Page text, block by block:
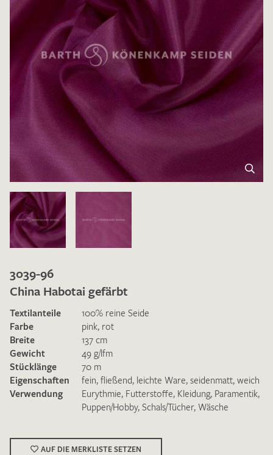
Ich bin damit einverstanden, dass meine angegebenen Daten
zur Beantwortung meiner Musteranfrage genutzt werden.
DieDatenschutzbestimmungenhabe ich zur Kenntnis
genommen und akzeptiere diese.
3039-96
China Habotai gefärbt
Textilanteile
100% reine Seide
Farbe
pink, rot
Breite
137 cm
Gewicht
49 g/lfm
Stücklänge
70 m
Eigenschaften
fein, fließend, leichte Ware, seidenmatt, weich
Verwendung
Eurythmie, Futterstoffe, Kleidung, Paramentik,
Puppen/Hobby, Schals/Tücher, Wäsche
AUF DIE MERKLISTE SETZEN